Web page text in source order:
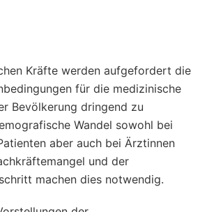
Kräfte werden aufgefordert die
für die medizinische
Bevölkerung dringend zu
Wandel sowohl bei
aber auch bei Ärztinnen
und der
machen dies notwendig.